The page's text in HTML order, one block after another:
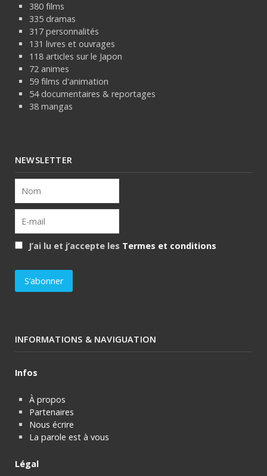
380 films
335 dramas
317 personnalités
131 livres et ouvrages
118 articles sur le Japon
72 animes
59 films d'animation
54 documentaires & reportages
38 mangas
NEWSLETTER
J’ai lu et j’accepte les Termes et conditions
INFORMATIONS & NAVIGUATION
Infos
À propos
Partenaires
Nous écrire
La parole est à vous
Légal